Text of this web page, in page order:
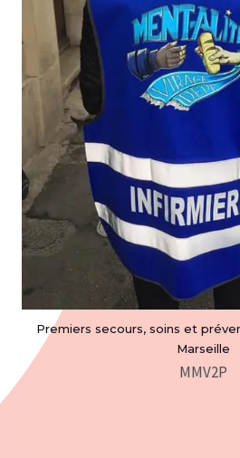
Premiers secours, soins et
Marseille
MMV2P